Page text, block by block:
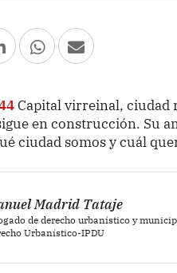
Capital virreinal, ciudad
en construcción. Su
ciudad somos y cuál
Madrid Tataje
de derecho urbanístico y
Urbanístico-IPDU